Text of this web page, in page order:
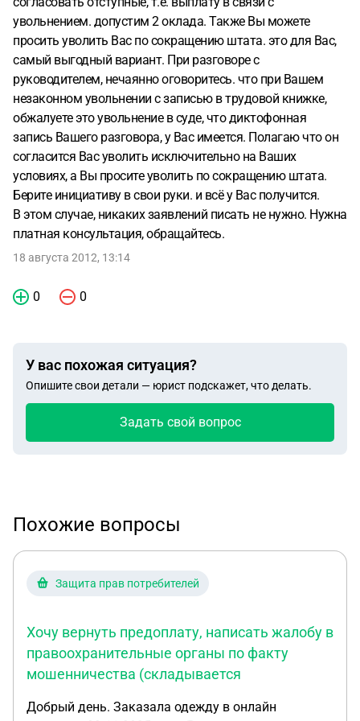
только самые плохие обо мне отзывы). Так же он
оговорился, что я могу идти под сокращение, но
рассчитывать на данный вариант не стоит, т.к. меня все
равно "подловят" на опоздании, либо на чем-то другом.
Работать в дальнейшем в этой компании мне не
представляется возможным из за указанного выше
руководителя, однако распрощаться с ними я бы хотел по
возможности мирно, претензий по выплате заработной
платы у меня пока нет.Явных фактов, указывающих на
мою несостоятельность в коммерческом плане - нет. Есть
личная неприязнь начальника, а так же, как говорил
ранее - факт начала развития вверенных мне проектов и
отсутствие дальнейшей во мне потребности. Ответ от
меня требуется как можно быстрее в следующий
поступить в данной ситуации.
увольнением. допустим 2 оклада. Также Вы можете
просить уволить Вас по сокращению штата. это для Вас,
самый выгодный вариант. При разговоре с
руководителем, нечаянно оговоритесь. что при Вашем
незаконном увольнении с записью в трудовой книжке,
обжалуете это увольнение в суде, что диктофонная
запись Вашего разговора, у Вас имеется. Полагаю что он
согласится Вас уволить исключительно на Ваших
условиях, а Вы просите уволить по сокращению штата.
Берите инициативу в свои руки. и всё у Вас получится.
В этом случае, никаких заявлений писать не нужно. Нужна
платная консультация, обращайтесь.
18 августа 2012, 13:14
0 0
У вас похожая ситуация?
Опишите свои детали — юрист подскажет, что делать.
Задать свой вопрос
Похожие вопросы
Защита прав потребителей
Хочу вернуть предоплату, написать жалобу в
правоохранительные органы по факту
мошенничества (складывается
Добрый день. Заказала одежду в онлайн